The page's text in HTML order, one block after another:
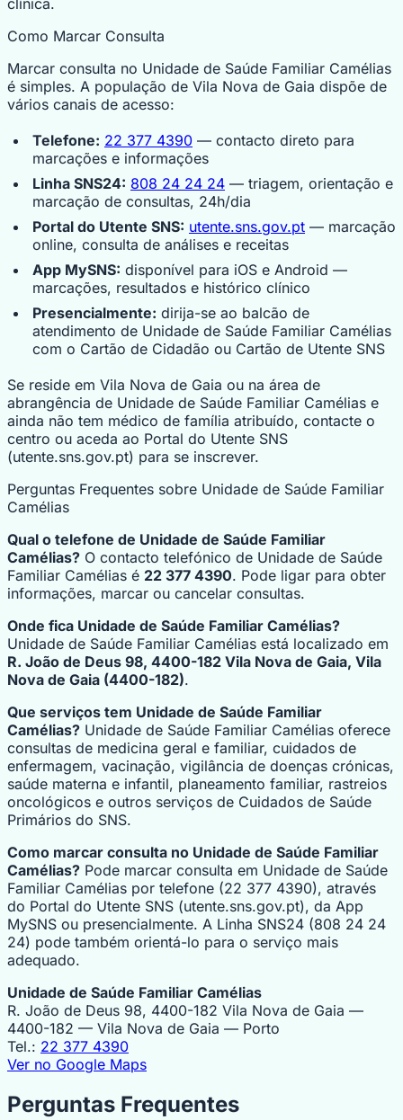
Como Marcar Consulta
Marcar consulta no Unidade de Saúde Familiar Camélias
é simples. A população de Vila Nova de Gaia dispõe de
vários canais de acesso:
Telefone: 22 377 4390 — contacto direto para
marcações e informações
Linha SNS24: 808 24 24 24 — triagem, orientação e
marcação de consultas, 24h/dia
Portal do Utente SNS: utente.sns.gov.pt — marcação
online, consulta de análises e receitas
App MySNS: disponível para iOS e Android —
marcações, resultados e histórico clínico
Presencialmente: dirija-se ao balcão de
atendimento de Unidade de Saúde Familiar Camélias
com o Cartão de Cidadão ou Cartão de Utente SNS
Se reside em Vila Nova de Gaia ou na área de
abrangência de Unidade de Saúde Familiar Camélias e
ainda não tem médico de família atribuído, contacte o
centro ou aceda ao Portal do Utente SNS
(utente.sns.gov.pt) para se inscrever.
Perguntas Frequentes sobre Unidade de Saúde Familiar
Camélias
Qual o telefone de Unidade de Saúde Familiar
Camélias? O contacto telefónico de Unidade de Saúde
Familiar Camélias é 22 377 4390. Pode ligar para obter
informações, marcar ou cancelar consultas.
Onde fica Unidade de Saúde Familiar Camélias?
Unidade de Saúde Familiar Camélias está localizado em
R. João de Deus 98, 4400-182 Vila Nova de Gaia, Vila
Nova de Gaia (4400-182).
Que serviços tem Unidade de Saúde Familiar
Camélias? Unidade de Saúde Familiar Camélias oferece
consultas de medicina geral e familiar, cuidados de
enfermagem, vacinação, vigilância de doenças crónicas,
saúde materna e infantil, planeamento familiar, rastreios
oncológicos e outros serviços de Cuidados de Saúde
Primários do SNS.
Como marcar consulta no Unidade de Saúde Familiar
Camélias? Pode marcar consulta em Unidade de Saúde
Familiar Camélias por telefone (22 377 4390), através
do Portal do Utente SNS (utente.sns.gov.pt), da App
MySNS ou presencialmente. A Linha SNS24 (808 24 24
24) pode também orientá-lo para o serviço mais
adequado.
Unidade de Saúde Familiar Camélias
R. João de Deus 98, 4400-182 Vila Nova de Gaia —
4400-182 — Vila Nova de Gaia — Porto
Tel.: 22 377 4390
Ver no Google Maps
Perguntas Frequentes